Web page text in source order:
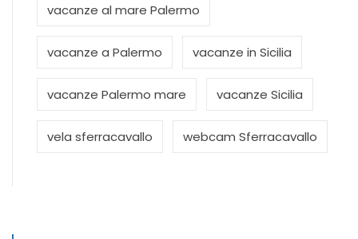
vacanze al mare Palermo
vacanze a Palermo vacanze in Sicilia
vacanze Palermo mare vacanze Sicilia
vela sferracavallo webcam Sferracavallo